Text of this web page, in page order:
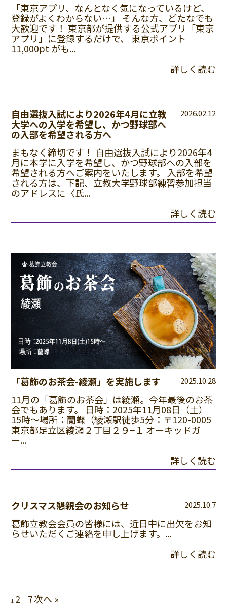
「東京アプリ、なんとなく気になっているけど、
登録がよくわからない…」 そんな方、どたなでも
大歓迎です！ 東京都が提供する公式アプリ「東京
アプリ」に登録するだけで、 東京ポイント
11,000pt がも...
詳しく読む
自由選抜入試により2026年4月に立教
大学への入学を希望し、かつ野球部へ
の入部を希望される方へ
2026.02.12
まもなく締切です！ 自由選抜入試により2026年4
月に本学に入学を希望し、かつ野球部への入部を
希望される方へご案内をいたします。 入部を希望
される方は、下記、立教大学野球部練習参加担当
のアドレスに〈氏...
詳しく読む
「葛飾のお茶会-綾瀬」を実施します 2025.10.28
11月の「葛飾のお茶会」は綾瀬。今年最後のお茶
会でもあります。 日時：2025年11月08日（土）
15時～場所：蘭蝶（綾瀬駅徒歩5分：〒120-0005
東京都足立区綾瀬２丁目２９−１ オーキッドガ
ー...
詳しく読む
クリスマス懇親会のお知らせ 2025.10.7
葛飾立教会会員の皆様には、近日中に出欠をお知
らせいただくご連絡を申し上げます。...
詳しく読む
1 2 … 7次へ »